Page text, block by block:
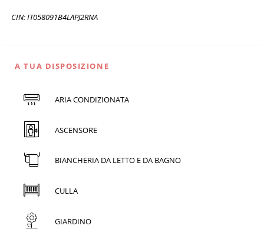
CIN: IT058091B4LAPJ2RNA
A TUA DISPOSIZIONE
ARIA CONDIZIONATA
ASCENSORE
BIANCHERIA DA LETTO E DA BAGNO
CULLA
GIARDINO